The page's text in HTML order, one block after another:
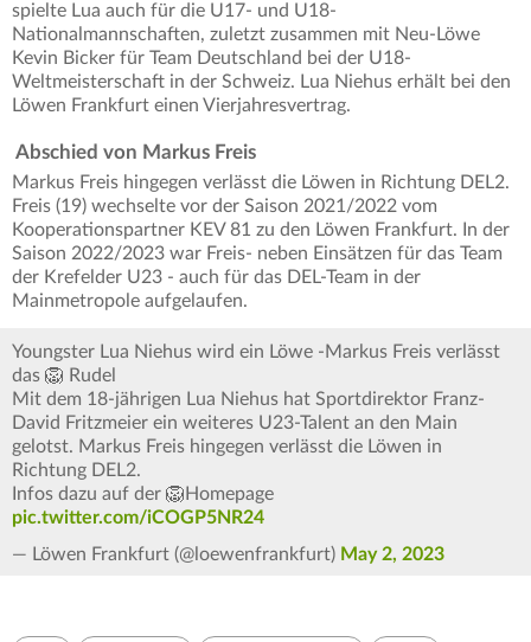
spielte Lua auch für die U17- und U18-
Nationalmannschaften, zuletzt zusammen mit Neu-Löwe
Kevin Bicker für Team Deutschland bei der U18-
Weltmeisterschaft in der Schweiz. Lua Niehus erhält bei den
Löwen Frankfurt einen Vierjahresvertrag.
Abschied von Markus Freis
Markus Freis hingegen verlässt die Löwen in Richtung DEL2.
Freis (19) wechselte vor der Saison 2021/2022 vom
Kooperationspartner KEV 81 zu den Löwen Frankfurt. In der
Saison 2022/2023 war Freis- neben Einsätzen für das Team
der Krefelder U23 - auch für das DEL-Team in der
Mainmetropole aufgelaufen.
Youngster Lua Niehus wird ein Löwe -Markus Freis verlässt
das 🦁 Rudel
Mit dem 18-jährigen Lua Niehus hat Sportdirektor Franz-
David Fritzmeier ein weiteres U23-Talent an den Main
gelotst. Markus Freis hingegen verlässt die Löwen in
Richtung DEL2.
Infos dazu auf der 🦁Homepage
pic.twitter.com/iCOGP5NR24
— Löwen Frankfurt (@loewenfrankfurt) May 2, 2023